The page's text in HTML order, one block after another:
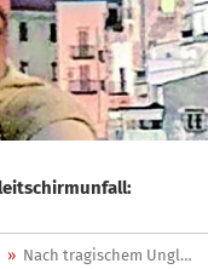
» Nach tragischem Unglück